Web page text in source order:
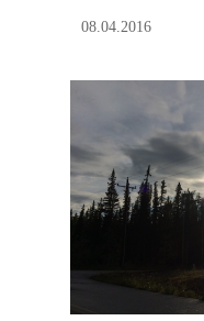
08.04.2016